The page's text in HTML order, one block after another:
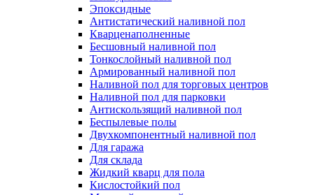
Эпоксидные
Антистатический наливной пол
Кварценаполненные
Бесшовный наливной пол
Тонкослойный наливной пол
Армированный наливной пол
Наливной пол для торговых центров
Наливной пол для парковки
Антискользящий наливной пол
Беспылевые полы
Двухкомпонентный наливной пол
Для гаража
Для склада
Жидкий кварц для пола
Кислостойкий пол